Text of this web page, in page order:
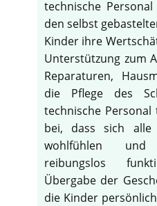
technische
den selbst
Kinder ihre
Unterstützung zum
Reparaturen,
die Pflege des
technische Personal
bei, dass sich alle
wohlfühlen
reibungslos
Übergabe der
die Kinder